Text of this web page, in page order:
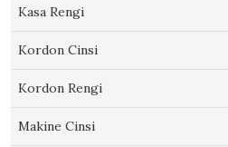
Kasa Rengi
Kordon Cinsi
Kordon Rengi
Makine Cinsi